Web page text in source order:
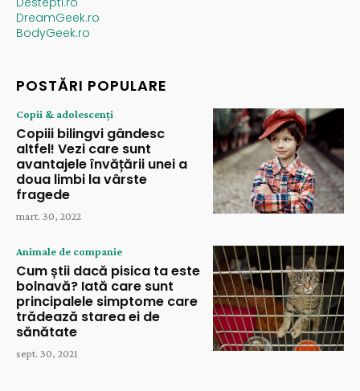
DreamGeek.ro
BodyGeek.ro
POSTĂRI POPULARE
Copii & adolescenți
Copiii bilingvi gândesc
altfel! Vezi care sunt
avantajele învățării unei a
doua limbi la vârste
fragede
mart. 30, 2022
Animale de companie
Cum știi dacă pisica ta este
bolnavă? Iată care sunt
principalele simptome care
trădează starea ei de
sănătate
sept. 30, 2021